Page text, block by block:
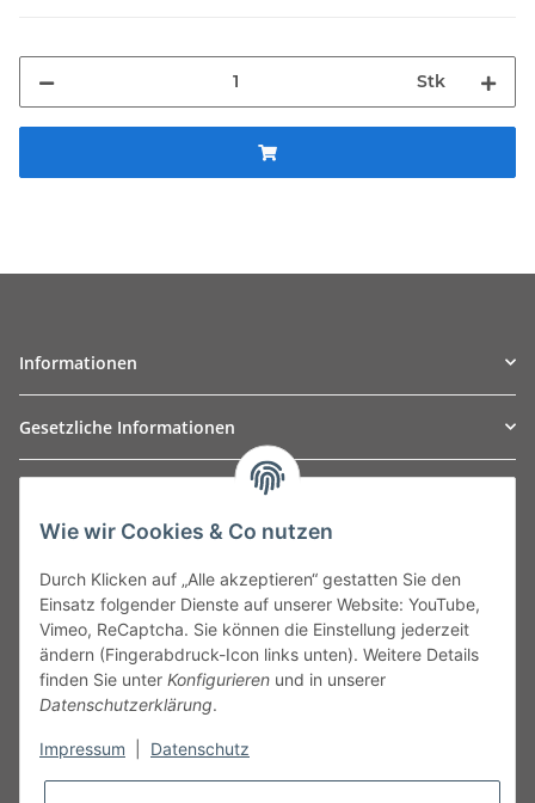
Stk
Informationen
Gesetzliche Informationen
Leibnizstraße 2a
Germany
Phone:+49 40 5287270
Fax:+49 40 5281050
Email:sales@tow-automotive.de
Wie wir Cookies & Co nutzen
Durch Klicken auf „Alle akzeptieren“ gestatten Sie den
Einsatz folgender Dienste auf unserer Website: YouTube,
Vimeo, ReCaptcha. Sie können die Einstellung jederzeit
ändern (Fingerabdruck-Icon links unten). Weitere Details
finden Sie unter Konfigurieren und in unserer
Datenschutzerklärung.
Impressum Datenschutz